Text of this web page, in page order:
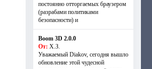
постоянно отторгаемых браузером
(разрабами политиками
безопасности) и
Boom 3D 2.0.0
От: Х.З.
Уважаемый Diakov, сегодня вышло
обновление этой чудесной